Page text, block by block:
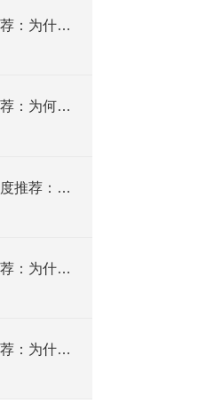
铁屑屑饼机生产厂家推荐：为什么恩派特是您的优选伙伴
铝屑屑饼机生产厂家推荐：为何恩派特成为金属回收行业的“隐形优选”？
钢渣压饼机生产厂家深度推荐：为何恩派特成为高净值产线的优选
铜渣压饼机生产厂家推荐：为什么恩派特成为众多企业的信赖？
铁渣压饼机生产厂家推荐：为什么恩派特成为众多企业的优选？